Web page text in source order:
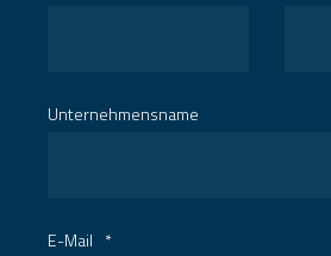
Unternehmensname
E-Mail *